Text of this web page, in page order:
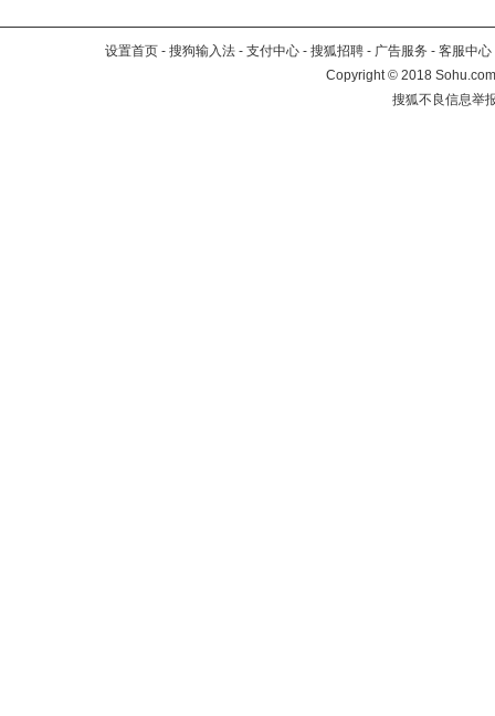
设置首页 - 搜狗输入法 - 支付中心 - 搜狐招聘 - 广告服务 - 客服中心
Copyright©2018
搜狐不良信息举